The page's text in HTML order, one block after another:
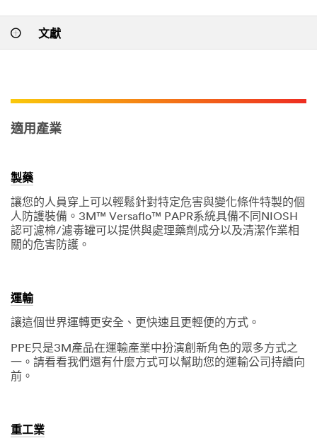
文獻
適用產業
製藥
讓您的人員穿上可以輕鬆針對特定危害與變化條件特製的個
人防護裝備。3M™ Versaflo™ PAPR系統具備不同NIOSH
認可濾棉/濾毒罐可以提供與處理藥劑成分以及清潔作業相
關的危害防護。
運輸
讓這個世界運轉更安全、更快速且更輕便的方式。
PPE只是3M產品在運輸產業中扮演創新角色的眾多方式之
一。請看看我們還有什麼方式可以幫助您的運輸公司持續向
前。
重工業